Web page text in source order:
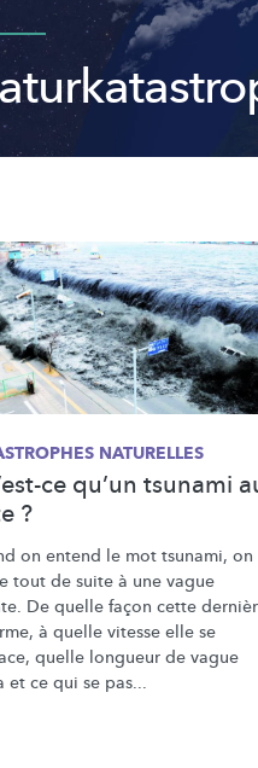
NATURELLES
ce qu’un tsunami
?
on entend le mot tsunami, on
tout de suite à une vague
De quelle façon cette
à quelle vitesse elle se
quelle longueur de vague
et ce qui se pas...